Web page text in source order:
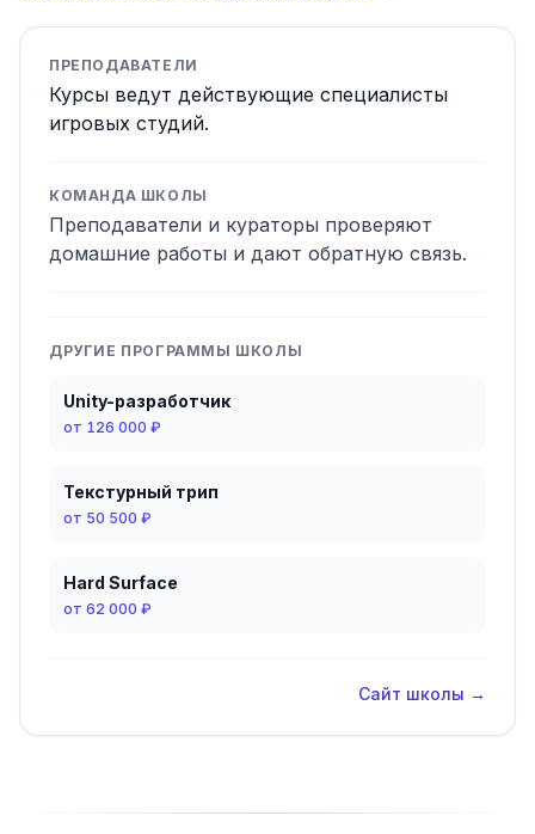
ПРЕПОДАВАТЕЛИ
Курсы ведут действующие специалисты
игровых студий.
КОМАНДА ШКОЛЫ
Преподаватели и кураторы проверяют
домашние работы и дают обратную связь.
ДРУГИЕ ПРОГРАММЫ ШКОЛЫ
Unity-разработчик
от 126 000 ₽
Текстурный трип
от 50 500 ₽
Hard Surface
от 62 000 ₽
Сайт школы →